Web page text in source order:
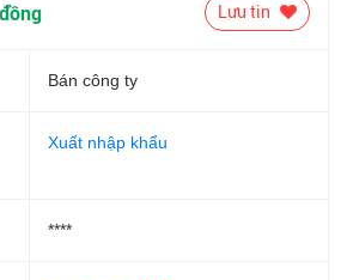
Lưu tin
Bán công ty
Xuất nhập khẩu
****